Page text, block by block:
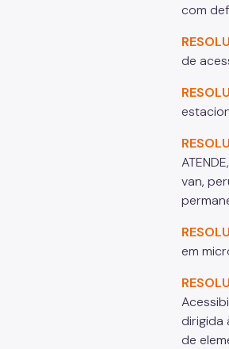
com
de
van,
em
dirigida
de